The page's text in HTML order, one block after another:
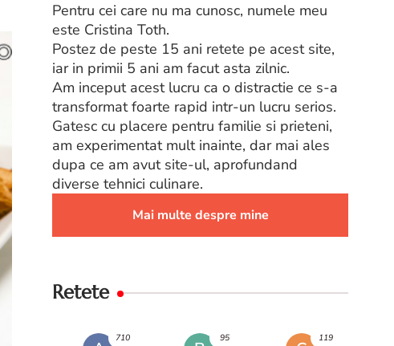
Pentru cei care nu ma cunosc, numele meu
este Cristina Toth.
Postez de peste 15 ani retete pe acest site,
iar in primii 5 ani am facut asta zilnic.
Am inceput acest lucru ca o distractie ce s-a
transformat foarte rapid intr-un lucru serios.
Gatesc cu placere pentru familie si prieteni,
am experimentat mult inainte, dar mai ales
dupa ce am avut site-ul, aprofundand
diverse tehnici culinare.
Mai multe despre mine
Retete
710 95 119